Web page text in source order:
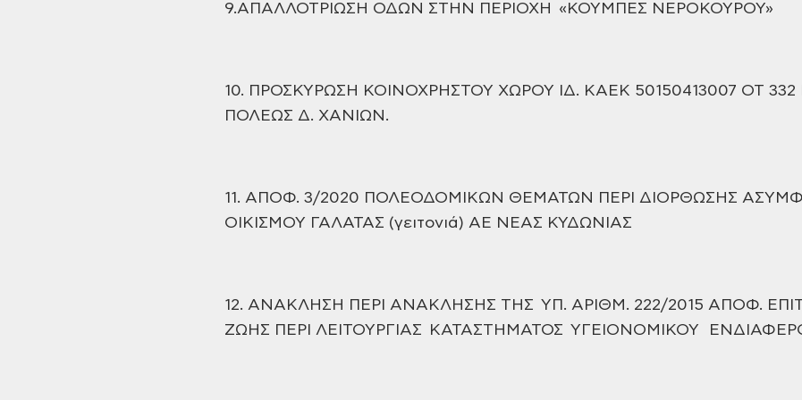
9.ΑΠΑΛΛΟΤΡΙΩΣΗ ΟΔΩΝ ΣΤΗΝ ΠΕΡΙΟΧΗ «ΚΟΥΜΠΕΣ ΝΕΡΟΚΟΥΡΟΥ»
10. ΠΡΟΣΚΥΡΩΣΗ
ΚΟΙΝΟΧΡΗΣΤΟΥ ΧΩΡΟΥ ΙΔ. ΚΑΕΚ 50150413007 ΟΤ
ΠΟΛΕΩΣ Δ. ΧΑΝΙΩΝ.
11. ΑΠΟΦ. 3/2020 ΠΟΛΕΟΔΟΜΙΚΩΝ ΘΕΜΑΤΩΝ ΠΕΡΙ ΔΙΟΡΘΩΣΗΣ
ΟΙΚΙΣΜΟΥ ΓΑΛΑΤΑΣ (γειτονιά) ΑΕ ΝΕΑΣ ΚΥΔΩΝΙΑΣ
12. ΑΝΑΚΛΗΣΗ ΠΕΡΙ ΑΝΑΚΛΗΣΗΣ ΤΗΣ ΥΠ. ΑΡΙΘΜ. 222/2015 ΑΠΟΦ.
ΖΩΗΣ ΠΕΡΙ ΛΕΙΤΟΥΡΓΙΑΣ
ΚΑΤΑΣΤΗΜΑΤΟΣ ΥΓΕΙΟΝΟΜΙΚΟΥ